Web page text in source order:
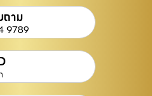
ถาม
9789